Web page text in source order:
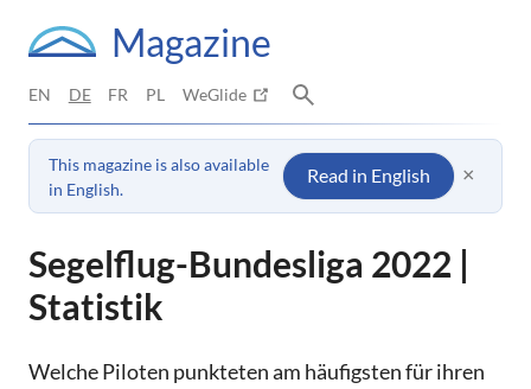
Magazine
EN DE FR PL WeGlide
This magazine is also available
in English.
Read in English ×
Segelflug-Bundesliga 2022 |
Statistik
Welche Piloten punkteten am häufigsten für ihren